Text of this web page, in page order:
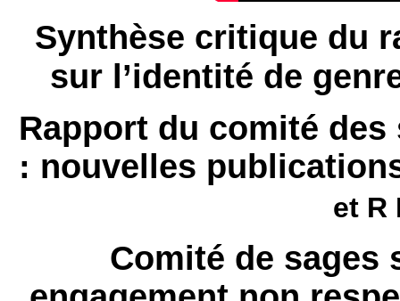
Synthèse critique du
sur l’identité de
Rapport du comité des
: nouvelles
et R
Comité de sages